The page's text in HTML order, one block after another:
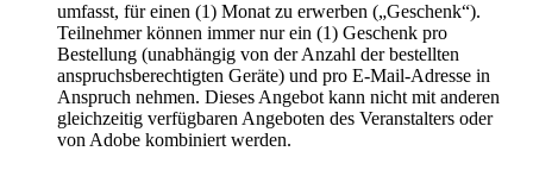
umfasst, für einen (1) Monat zu erwerben („Geschenk“).
Teilnehmer können immer nur ein (1) Geschenk pro
Bestellung (unabhängig von der Anzahl der bestellten
anspruchsberechtigten Geräte) und pro E-Mail-Adresse in
Anspruch nehmen. Dieses Angebot kann nicht mit anderen
gleichzeitig verfügbaren Angeboten des Veranstalters oder
von Adobe kombiniert werden.